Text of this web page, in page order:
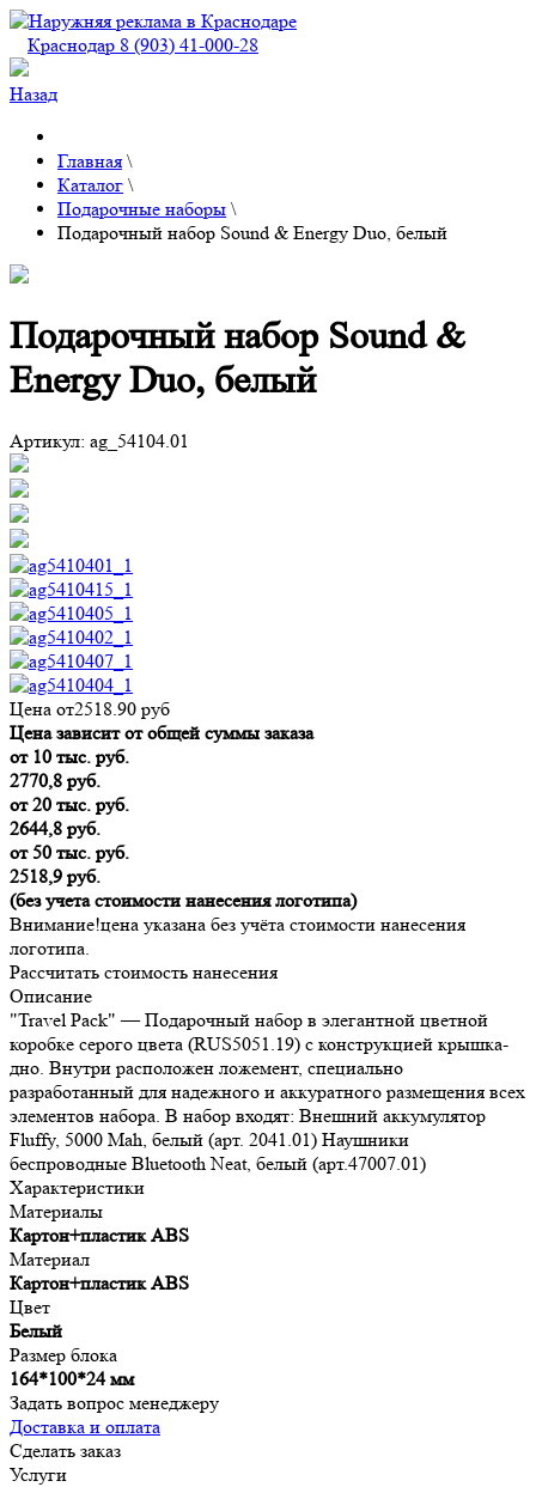
Краснодар 8 (903) 41-000-28
Назад
Главная \
Каталог \
Подарочные наборы \
Подарочный набор Sound & Energy Duo, белый
Подарочный набор Sound &
Energy Duo, белый
Артикул: ag_54104.01
Цена от2518.90 руб
Цена зависит от общей суммы заказа
от 10 тыс. руб.
2770,8 руб.
от 20 тыс. руб.
2644,8 руб.
от 50 тыс. руб.
2518,9 руб.
(без учета стоимости нанесения логотипа)
Внимание!цена указана без учёта стоимости нанесения
логотипа.
Рассчитать стоимость нанесения
Описание
"Travel Pack" — Подарочный набор в элегантной цветной
коробке серого цвета (RUS5051.19) с конструкцией крышка-
дно. Внутри расположен ложемент, специально
разработанный для надежного и аккуратного размещения всех
элементов набора. В набор входят: Внешний аккумулятор
Fluffy, 5000 Mah, белый (арт. 2041.01) Наушники
беспроводные Bluetooth Neat, белый (арт.47007.01)
Характеристики
Материалы
Картон+пластик ABS
Материал
Картон+пластик ABS
Цвет
Белый
Размер блока
164*100*24 мм
Задать вопрос менеджеру
Доставка и оплата
Сделать заказ
Услуги